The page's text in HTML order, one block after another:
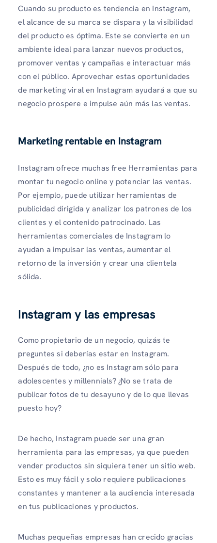
Cuando su producto es tendencia en Instagram,
el alcance de su marca se dispara y la visibilidad
del producto es óptima. Este se convierte en un
ambiente ideal para lanzar nuevos productos,
promover ventas y campañas e interactuar más
con el público. Aprovechar estas oportunidades
de marketing viral en Instagram ayudará a que su
negocio prospere e impulse aún más las ventas.
Marketing rentable en Instagram
Instagram ofrece muchas free Herramientas para
montar tu negocio online y potenciar las ventas.
Por ejemplo, puede utilizar herramientas de
publicidad dirigida y analizar los patrones de los
clientes y el contenido patrocinado. Las
herramientas comerciales de Instagram lo
ayudan a impulsar las ventas, aumentar el
retorno de la inversión y crear una clientela
sólida.
Instagram y las empresas
Como propietario de un negocio, quizás te
preguntes si deberías estar en Instagram.
Después de todo, ¿no es Instagram sólo para
adolescentes y millennials? ¿No se trata de
publicar fotos de tu desayuno y de lo que llevas
puesto hoy?
De hecho, Instagram puede ser una gran
herramienta para las empresas, ya que pueden
vender productos sin siquiera tener un sitio web.
Esto es muy fácil y solo requiere publicaciones
constantes y mantener a la audiencia interesada
en tus publicaciones y productos.
Muchas pequeñas empresas han crecido gracias